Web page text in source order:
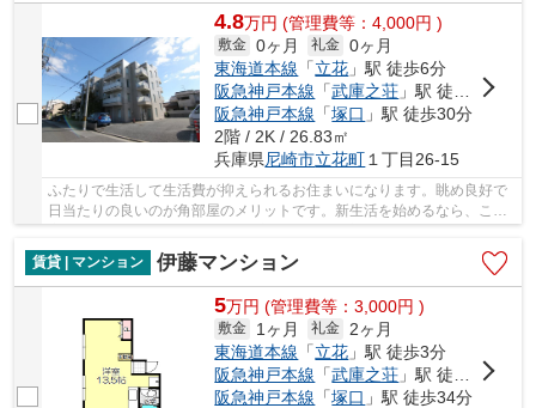
4.8万円 (管理費等：4,000円 )
敷金 0ヶ月 礼金 0ヶ月
東海道本線 「立花 」駅 徒歩6分
阪急神戸本線 「武庫之荘 」駅 徒歩28分
阪急神戸本線 「塚口 」駅 徒歩30分
2階 / 2K / 26.83㎡
兵庫県尼崎市立花町 １丁目26-15
ふたりで生活して生活費が抑えられるお住まいになります。眺め良好で
日当たりの良いのが角部屋のメリットです。新生活を始めるなら、この
家賃4.8万円の物件がお勧め。快適なTV視聴環境...
賃貸 | マンション
伊藤マンション
5万円 (管理費等：3,000円 )
敷金 1ヶ月 礼金
2ヶ月
東海道本線 「立花 」駅 徒歩3分
阪急神戸本線 「武庫之荘 」駅 徒歩24分
阪急神戸本線 「塚口 」駅 徒歩34分